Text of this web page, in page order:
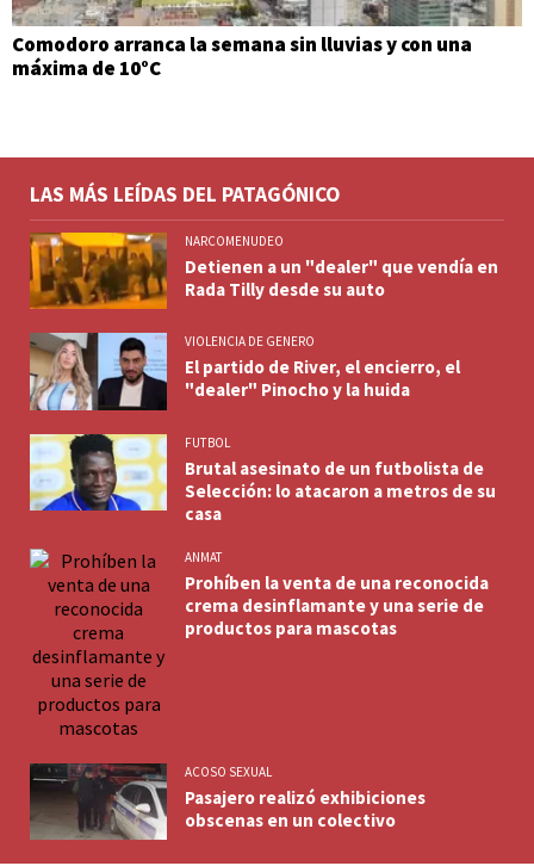
Comodoro arranca la semana sin lluvias y con una
máxima de 10°C
LAS MÁS LEÍDAS DEL PATAGÓNICO
NARCOMENUDEO
Detienen a un "dealer" que vendía en
Rada Tilly desde su auto
VIOLENCIA DE GENERO
El partido de River, el encierro, el
"dealer" Pinocho y la huida
FUTBOL
Brutal asesinato de un futbolista de
Selección: lo atacaron a metros de su
casa
ANMAT
Prohíben la venta de una reconocida
crema desinflamante y una serie de
productos para mascotas
ACOSO SEXUAL
Pasajero realizó exhibiciones
obscenas en un colectivo